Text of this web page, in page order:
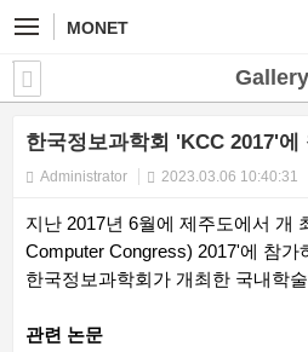
MONET
Gallery
한국정보과학회 'KCC 2017'에
Administrator 2023.03.06 10:40:31
지난 2017년 6월에 제주도에서 개
Computer Congress) 2017'에 참가
한국정보과학회가 개최한 국내학
관련 논문